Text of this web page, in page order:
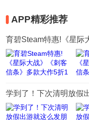
APP精彩推荐
育碧Steam特惠!《星际
学到了！下次清明放假